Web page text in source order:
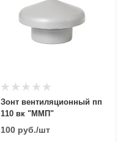
Зонт вентиляционный пп
110 вк "ММП"
100руб./шт